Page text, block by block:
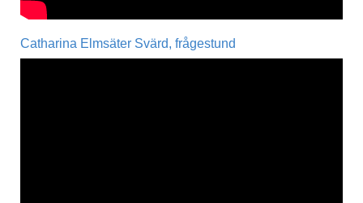
Catharina Elmsäter Svärd, frågestund